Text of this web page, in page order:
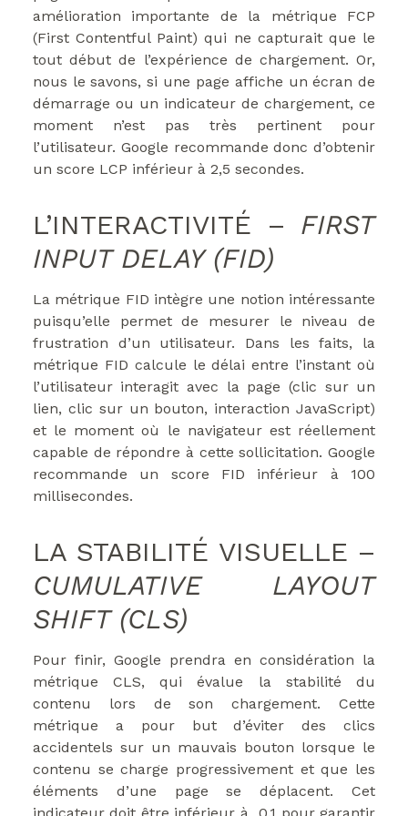
amélioration importante de la métrique FCP
(First Contentful Paint) qui ne capturait que le
tout début de l’expérience de chargement. Or,
nous le savons, si une page affiche un écran de
démarrage ou un indicateur de chargement, ce
moment n’est pas très pertinent pour
l’utilisateur. Google recommande donc d’obtenir
un score LCP inférieur à 2,5 secondes.
L’INTERACTIVITÉ – FIRST
INPUT DELAY (FID)
La métrique FID intègre une notion intéressante
puisqu’elle permet de mesurer le niveau de
frustration d’un utilisateur. Dans les faits, la
métrique FID calcule le délai entre l’instant où
l’utilisateur interagit avec la page (clic sur un
lien, clic sur un bouton, interaction JavaScript)
et le moment où le navigateur est réellement
capable de répondre à cette sollicitation. Google
recommande un score FID inférieur à 100
millisecondes.
LA STABILITÉ VISUELLE –
CUMULATIVE LAYOUT
SHIFT (CLS)
Pour finir, Google prendra en considération la
métrique CLS, qui évalue la stabilité du
contenu lors de son chargement. Cette
métrique a pour but d’éviter des clics
accidentels sur un mauvais bouton lorsque le
contenu se charge progressivement et que les
éléments d’une page se déplacent. Cet